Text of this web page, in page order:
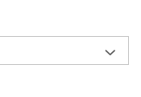
serviciu pentru fiecare